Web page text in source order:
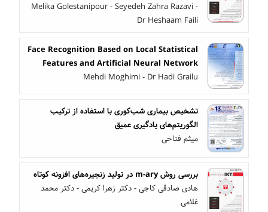
Melika Golestanipour - Seyedeh Zahra Razavi -
Dr Heshaam Faili
Face Recognition Based on Local Statistical
Features and Artificial Neural Network
Mehdi Moghimi - Dr Hadi Grailu
تشخیص بیماری شب‌کوری با استفاده از ترکیب
الگوریتم‌های یادگیری عمیق
میثم فتاحی
بررسی روش m-ary در تولید زنجیره‌های افزونه‌ کوتاه
هادی صادقی کاجی - دکتر زهرا کریمی - دکتر محمد
غلامی